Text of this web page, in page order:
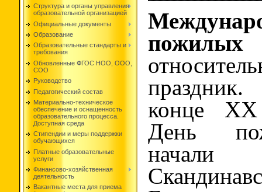
Структура и органы управления
образовательной организацией
Официальные документы
Образование
Образовательные стандарты и
требования
Обновленные ФГОС НОО, ООО,
СОО
Руководство
Педагогический состав
Материально-техническое
обеспечение и оснащенность
образовательного процесса.
Доступная среда
Стипендии и меры поддержки
обучающихся
Платные образовательные
услуги
Финансово-хозяйственная
деятельность
Вакантные места для приема
конце
День
начали